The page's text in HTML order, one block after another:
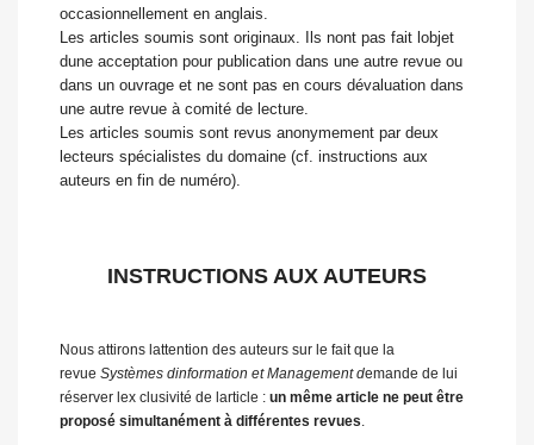
occasionnellement en anglais.
Les articles soumis sont originaux. Ils nont pas fait lobjet
dune acceptation pour publication dans une autre revue ou
dans un ouvrage et ne sont pas en cours dévaluation dans
une autre revue à comité de lecture.
Les articles soumis sont revus anonymement par deux
lecteurs spécialistes du domaine (cf. instructions aux
auteurs en fin de numéro).
INSTRUCTIONS AUX AUTEURS
Nous attirons lattention des auteurs sur le fait que la
revue Systèmes dinformation et Management demande de lui
réserver lex clusivité de larticle : un même article ne peut être
proposé simultanément à différentes revues.